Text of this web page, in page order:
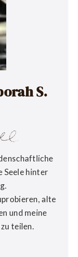
S.
Seele hinter
alte
und meine
teilen.